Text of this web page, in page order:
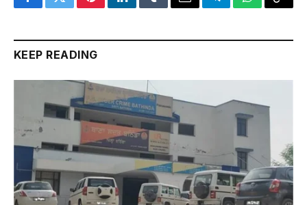
FacebookTwitterPinterestLinkedInTumblrEmailTelegramWhatsApp
Copy
KEEP READING